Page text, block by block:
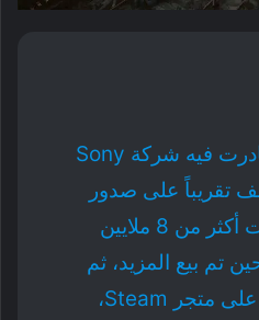
“في الوقت الذي غادرت فيه شركة Sony
تقريباً على صدور
Days Gone، وباعت أكثر من 8 ملايين
تم بيع المزيد، ثم
مليون نسخة مباعة على متجر Steam،